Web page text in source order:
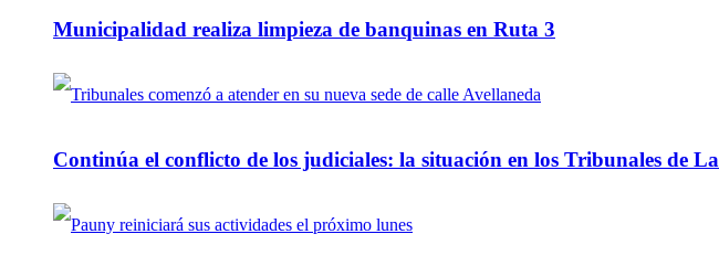
Municipalidad realiza limpieza de banquinas en Ruta 3
Continúa el conflicto de los judiciales: la situación en los Tribunales de